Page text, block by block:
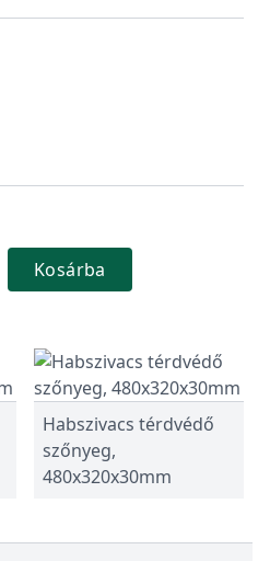
Kosárba
Habszivacs térdvédő
szőnyeg,
480x320x30mm